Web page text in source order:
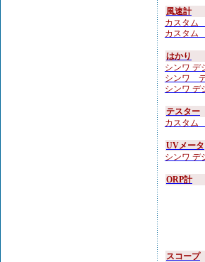
風速計
カスタム
カスタム
はかり
シンワ デ
シンワ
シンワ デ
テスター
カスタム
UVメータ
シンワ デ
ORP計
スコープ